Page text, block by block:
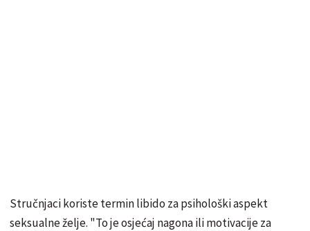
Stručnjaci koristetermin libido za psihološki aspekt
seksualne želje. "To je osjećaj nagona ili motivacije za